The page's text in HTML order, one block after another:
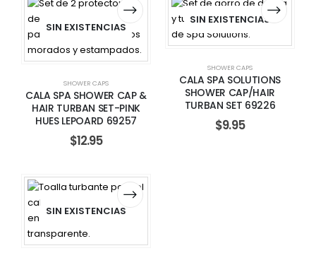
SIN EXISTENCIAS
SHOWER CAPS
CALA SPA SHOWER CAP &
HAIR TURBAN SET-PINK
HUES LEPOARD 69257
$12.95
SIN EXISTENCIAS
SHOWER CAPS
CALA SPA SOLUTIONS
SHOWER CAP/HAIR
TURBAN SET 69226
$9.95
SIN EXISTENCIAS